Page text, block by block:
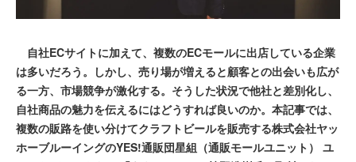
自社ECサイトに加えて、複数のECモールに出店している企業
は多いだろう。しかし、売り場が増えると顧客との出会いも広が
る一方、市場競争が激化する。そうした状況で他社と差別化し、
自社商品の魅力を伝えるにはどうすれば良いのか。本記事では、
複数の販路を使い分けてクラフトビールを販売する株式会社ヤッ
ホーブルーイングのYES!通販団星組（通販モールユニット） ユ